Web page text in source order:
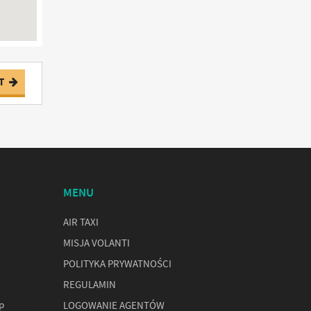
MENU
AIR TAXI
MISJA VOLANTI
POLITYKA PRYWATNOŚCI
REGULAMIN
LOGOWANIE AGENTÓW